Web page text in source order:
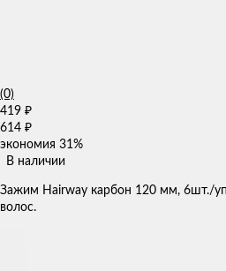
(0)
419 ₽
614 ₽
экономия 31%
В наличии
Зажим Hairway карбон 120 мм, 6шт./
волос.